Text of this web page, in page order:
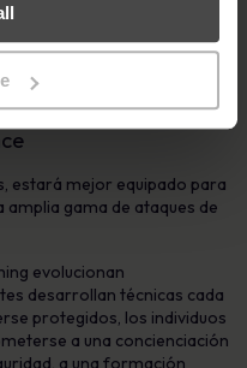
Evite correr
ordenador o sus datos
los ataques de
estará mejor equipado para
gama de ataques de
evolucionan
desarrollan técnicas cada
protegidos, los individuos
a una concienciación
a una formación